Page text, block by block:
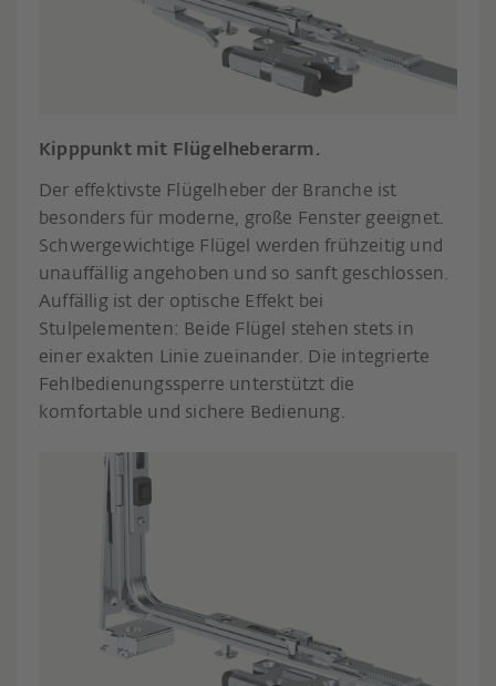
Kipppunkt mit Flügelheberarm.
Der effektivste Flügelheber der Branche ist
besonders für moderne, große Fenster geeignet.
Schwergewichtige Flügel werden frühzeitig und
unauffällig angehoben und so sanft geschlossen.
Auffällig ist der optische Effekt bei
Stulpelementen: Beide Flügel stehen stets in
einer exakten Linie zueinander. Die integrierte
Fehlbedienungssperre unterstützt die
komfortable und sichere Bedienung.